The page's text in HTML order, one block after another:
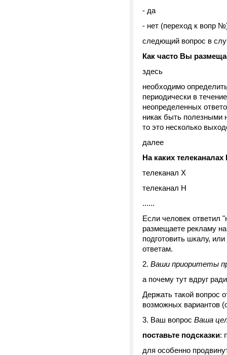
- да
- нет (переход к вопр
следющий вопрос в
Как часто Вы
здесь
необходимо
периодически в
неопределенных
никак быть полезными
то это несколько
далее
На каких
телеканал Х
телеканал Н
......
Если человек ответил
размещаете рекламу
подготовить шкалу,
ответам.
2. Ваши приоритеты
а почему тут вдруг
Держать такой вопрос
возможных вариантов
3. Ваш вопрос Ваша
поставьте подсказки:
для особенно